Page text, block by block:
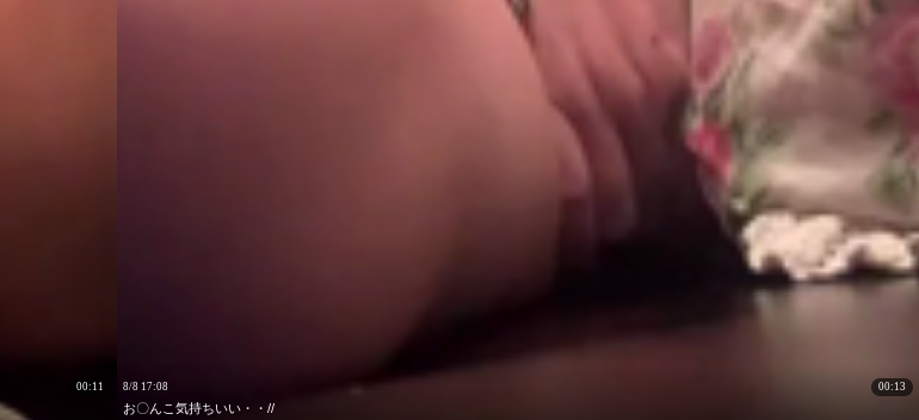
00:11
お〇んこ気持ちいい・・//
8/8 17:08 00:13